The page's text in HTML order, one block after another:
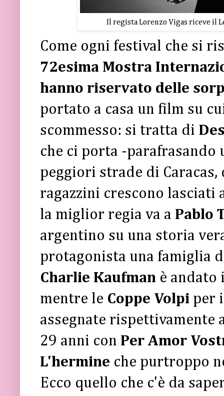
Il regista Lorenzo Vigas riceve il
Come ogni festival che si
72esima Mostra
hanno riservato delle
portato a casa un film su
scommesso: si tratta di
che ci porta -parafrasando
peggiori strade di
ragazzini crescono lasciati
la miglior regia va a Pablo
argentino su una storia
protagonista una famiglia
Charlie Kaufman è
mentre le Coppe Volpi per
assegnate rispettivamente
29 anni con Per Amor
L'hermine che purtroppo
Ecco quello che c'è da